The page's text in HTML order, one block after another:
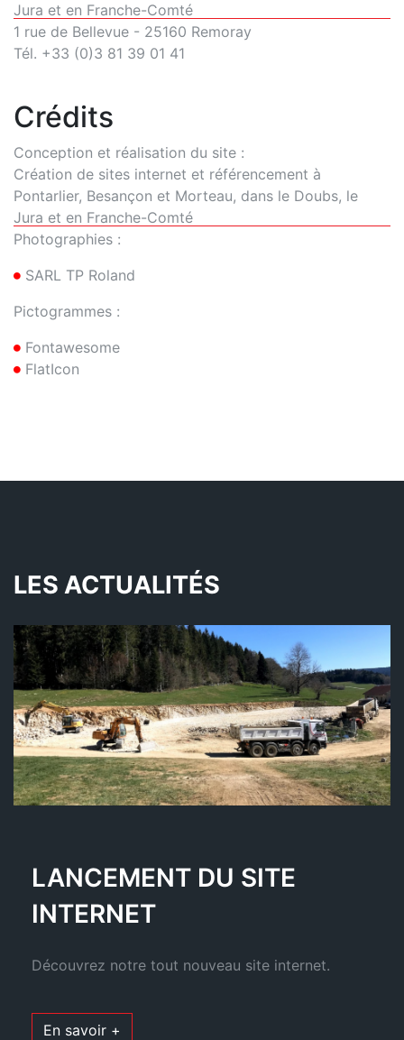
Jura et en Franche-Comté
1 rue de Bellevue - 25160 Remoray
Tél. +33 (0)3 81 39 01 41
Crédits
Conception et réalisation du site :
Création de sites internet et référencement à
Pontarlier, Besançon et Morteau, dans le Doubs, le
Jura et en Franche-Comté
Photographies :
SARL TP Roland
Pictogrammes :
Fontawesome
FlatIcon
LES ACTUALITÉS
LANCEMENT DU SITE
INTERNET
Découvrez notre tout nouveau site internet.
En savoir +